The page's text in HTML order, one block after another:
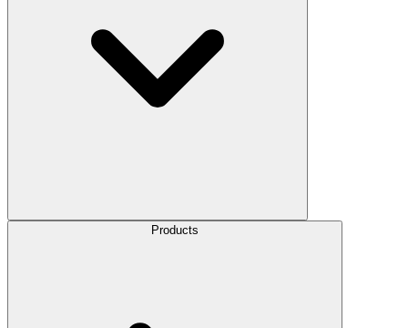
Products